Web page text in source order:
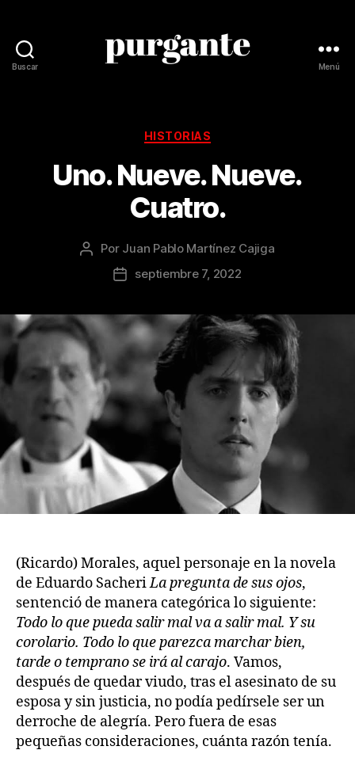
Buscar Menú
Categorías
HISTORIAS
Uno. Nueve. Nueve.
Cuatro.
Autor
Por Juan Pablo Martínez Cajiga
Fecha
publicación
septiembre 7, 2022
(Ricardo) Morales, aquel personaje en la novela
de Eduardo SacheriLa pregunta de sus ojos,
sentenció de manera categórica lo siguiente:
Todo lo que pueda salir mal va a salir mal. Y su
corolario. Todo lo que parezca marchar bien,
tarde o temprano se irá al carajo. Vamos,
después de quedar viudo, tras el asesinato de su
esposa y sin justicia, no podía pedírsele ser un
derroche de alegría. Pero fuera de esas
pequeñas consideraciones, cuánta razón tenía.